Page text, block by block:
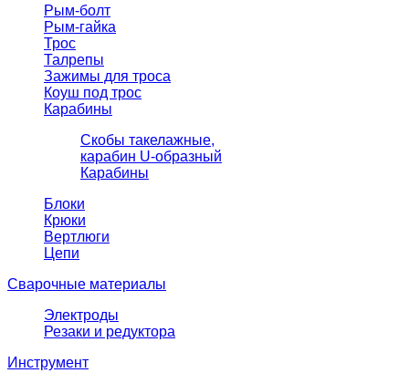
Рым-болт
Рым-гайка
Трос
Талрепы
Зажимы для троса
Коуш под трос
Карабины
Скобы такелажные,
карабин U-образный
Карабины
Блоки
Крюки
Вертлюги
Цепи
Сварочные материалы
Электроды
Резаки и редуктора
Инструмент